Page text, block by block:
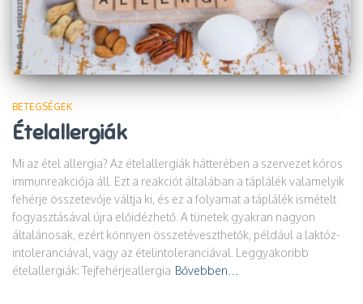
BETEGSÉGEK
Ételallergiák
Mi az étel allergia? Az ételallergiák hátterében a szervezet kóros
immunreakciója áll. Ezt a reakciót általában a táplálék valamelyik
fehérje összetevője váltja ki, és ez a folyamat a táplálék ismételt
fogyasztásával újra előidézhető. A tünetek gyakran nagyon
általánosak, ezért könnyen összetéveszthetők, például a laktóz-
intoleranciával, vagy az ételintoleranciával. Leggyakoribb
ételallergiák: Tejfehérjeallergia Bővebben…